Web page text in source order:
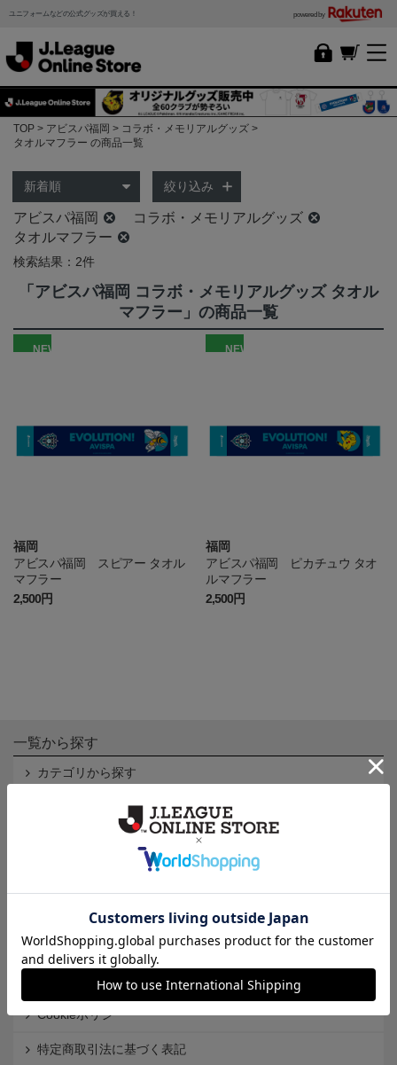
ユニフォームなどの公式グッズが買える！ powered by
TOP アビスパ福岡
コラボ・メモリアルグッズ
タオルマフラー の商品一覧
絞り込み
アビスパ福岡
コラボ・メモリアルグッズ
タオルマフラー
検索結果：2件
「アビスパ福岡 コラボ・メモリアルグッズ タオル
マフラー」の商品一覧
NEW
福岡
アビスパ福岡 スピアー タオル
マフラー
2,500円
NEW
福岡
アビスパ福岡 ピカチュウ タオ
ルマフラー
2,500円
一覧から探す
カテゴリから探す
Ｊ2
Ｊリーグオンラインストアとは
利用規約
個人情報保護方針
Cookieポリシー
特定商取引法に基づく表記